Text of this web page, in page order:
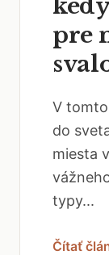
pre
V
do
miesta
typy...
Čítať